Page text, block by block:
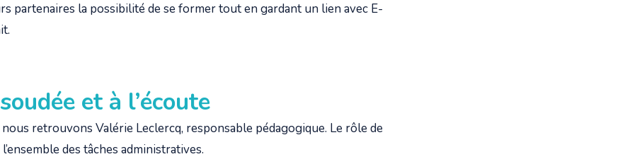
partenaires la possibilité de se former tout en gardant un lien avec E-
et à l’écoute
nous retrouvons Valérie Leclercq, responsable pédagogique. Le rôle de
des tâches administratives.